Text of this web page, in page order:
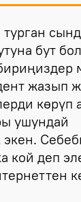
бут
жазып
көрүп
ушундай
кой деп